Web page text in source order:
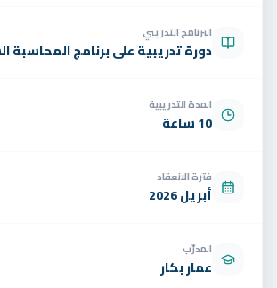
البرنامج التدريبي
دورة تدريبية على برنامج المحاسبة
المدة التدريبية
10 ساعة
فترة الانعقاد
أبريل 2026
المدرّب
عمار بكار